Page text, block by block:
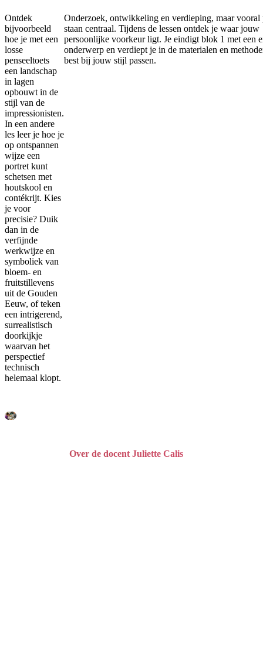
Ontdek
bijvoorbeeld
hoe je met een
losse
penseeltoets
een landschap
in lagen
opbouwt in de
stijl van de
impressionisten.
In een andere
les leer je hoe je
op ontspannen
wijze een
portret kunt
schetsen met
houtskool en
contékrijt. Kies
je voor
precisie? Duik
dan in de
verfijnde
werkwijze en
symboliek van
bloem- en
fruitstillevens
uit de Gouden
Eeuw, of teken
een intrigerend,
surrealistisch
doorkijkje
waarvan het
perspectief
technisch
helemaal klopt.
Onderzoek, ontwikkeling en verdieping, maar vooral
staan centraal. Tijdens de lessen ontdek je waar jouw
persoonlijke voorkeur ligt. Je eindigt blok 1 met een
onderwerp en verdiept je in de materialen en
best bij jouw stijl passen.
Over de docent Juliette Calis